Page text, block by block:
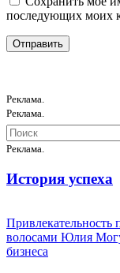
последующих моих
Реклама.
Реклама.
Реклама.
История успеха
Привлекательность
волосами Юлия
бизнеса